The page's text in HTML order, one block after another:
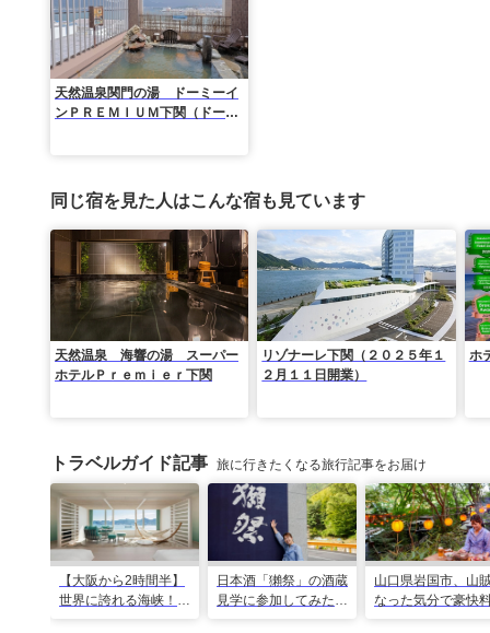
天然温泉関門の湯 ドーミーイ
ンＰＲＥＭＩＵＭ下関（ドーミ
同じ宿を見た人はこんな宿も見ています
天然温泉 海響の湯 スーパー
ホテルＰｒｅｍｉｅｒ下関
リゾナーレ下関（２０２５年１
２月１１日開業）
ホ
トラベルガイド記事 旅に行きたくなる旅行記事をお届け
【大阪から2時間半】
世界に誇れる海峡！
日本酒「獺祭」の酒蔵
見学に参加してみた！
山口県岩国市、山
なった気分で豪快